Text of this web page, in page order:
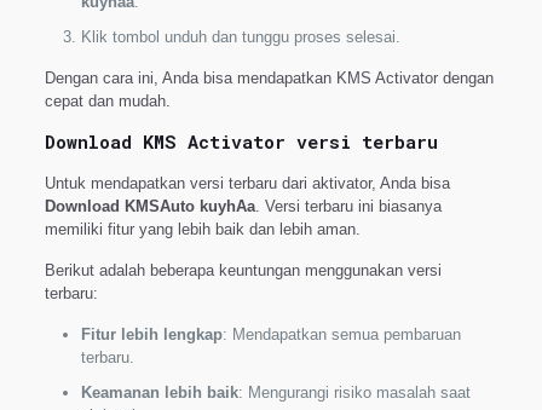
Klik tombol unduh dan tunggu proses selesai.
Dengan cara ini, Anda bisa mendapatkan KMS Activator dengan
cepat dan mudah.
Download KMS Activator versi terbaru
Untuk mendapatkan versi terbaru dari aktivator, Anda bisa
Download KMSAuto kuyhAa. Versi terbaru ini biasanya
memiliki fitur yang lebih baik dan lebih aman.
Berikut adalah beberapa keuntungan menggunakan versi
terbaru:
Fitur lebih lengkap: Mendapatkan semua pembaruan
terbaru.
Keamanan lebih baik: Mengurangi risiko masalah saat